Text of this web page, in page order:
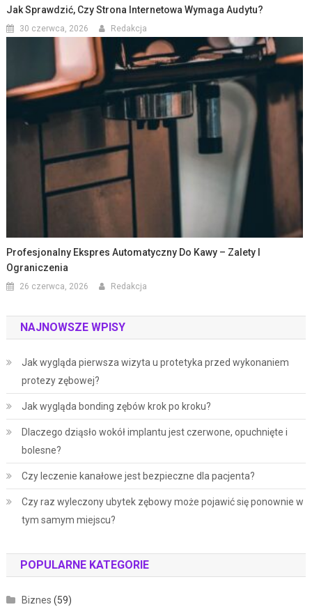
Jak Sprawdzić, Czy Strona Internetowa Wymaga Audytu?
30 czerwca, 2026 Redakcja
Profesjonalny Ekspres Automatyczny Do Kawy – Zalety I
Ograniczenia
26 czerwca, 2026 Redakcja
NAJNOWSZE WPISY
Jak wygląda pierwsza wizyta u protetyka przed wykonaniem
protezy zębowej?
Jak wygląda bonding zębów krok po kroku?
Dlaczego dziąsło wokół implantu jest czerwone, opuchnięte i
bolesne?
Czy leczenie kanałowe jest bezpieczne dla pacjenta?
Czy raz wyleczony ubytek zębowy może pojawić się ponownie w
tym samym miejscu?
POPULARNE KATEGORIE
Biznes (59)